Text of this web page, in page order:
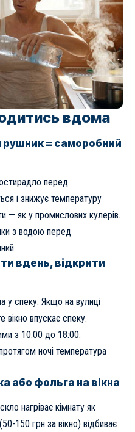
вдома
рушник = саморобний
перед
і знижує температуру
— як у промислових кулерів.
з водою перед
вдень, відкрити
у спеку. Якщо на вулиці
вікно впускає спеку.
з 10:00 до 18:00.
ночі температура
або фольга на вікна
нагріває кімнату як
150 грн за вікно) відбиває